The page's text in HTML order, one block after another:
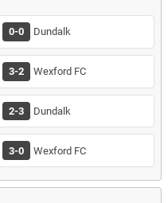
0-0 Dundalk
3-2 Wexford FC
2-3 Dundalk
3-0 Wexford FC